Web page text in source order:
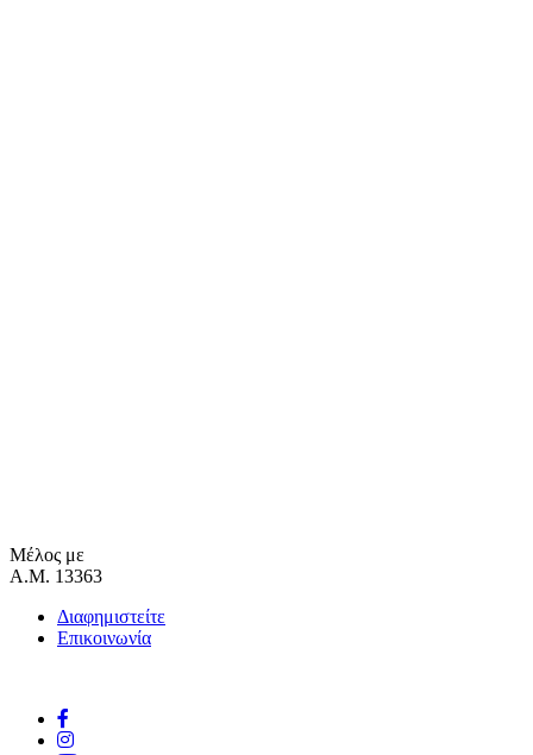
Μέλος με
Α.Μ. 13363
Διαφημιστείτε
Επικοινωνία